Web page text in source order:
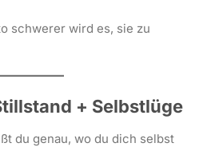
schwerer wird es, sie zu
+ Selbstlüge
du genau, wo du dich selbst